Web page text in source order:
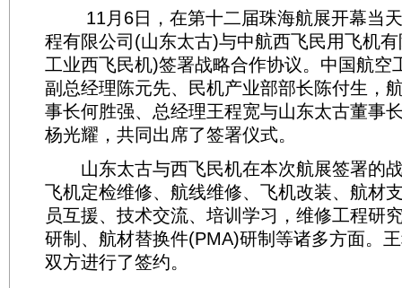
11月6日，在第十二届珠海航展开幕当天
程有限公司(山东太古)与中航西飞民用飞机
工业西飞民机)签署战略合作协议。中国航空
副总经理陈元先、民机产业部部长陈付生，
事长何胜强、总经理王程宽与山东太古董事
杨光耀，共同出席了签署仪式。
山东太古与西飞民机在本次航展签署的
飞机定检维修、航线维修、飞机改装、航材
员互援、技术交流、培训学习，维修工程研
研制、航材替换件(PMA)研制等诸多方面。
双方进行了签约。